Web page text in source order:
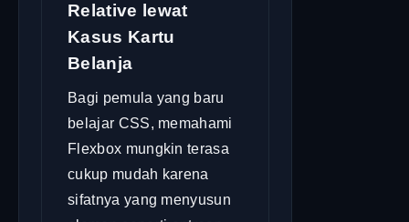
Relative lewat
Kasus Kartu
Belanja
Bagi pemula yang baru
belajar CSS, memahami
Flexbox mungkin terasa
cukup mudah karena
sifatnya yang menyusun